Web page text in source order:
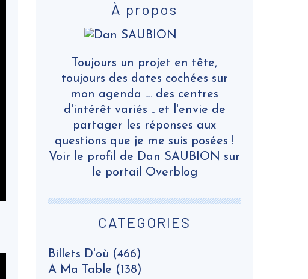
CATEGORIES
Billets D'où (466)
A Ma Table (138)
À propos
Toujours un projet en tête,
toujours des dates cochées sur
mon agenda .... des centres
d'intérêt variés .. et l'envie de
partager les réponses aux
questions que je me suis posées !
Voir le profil de Dan SAUBION sur
le portail Overblog